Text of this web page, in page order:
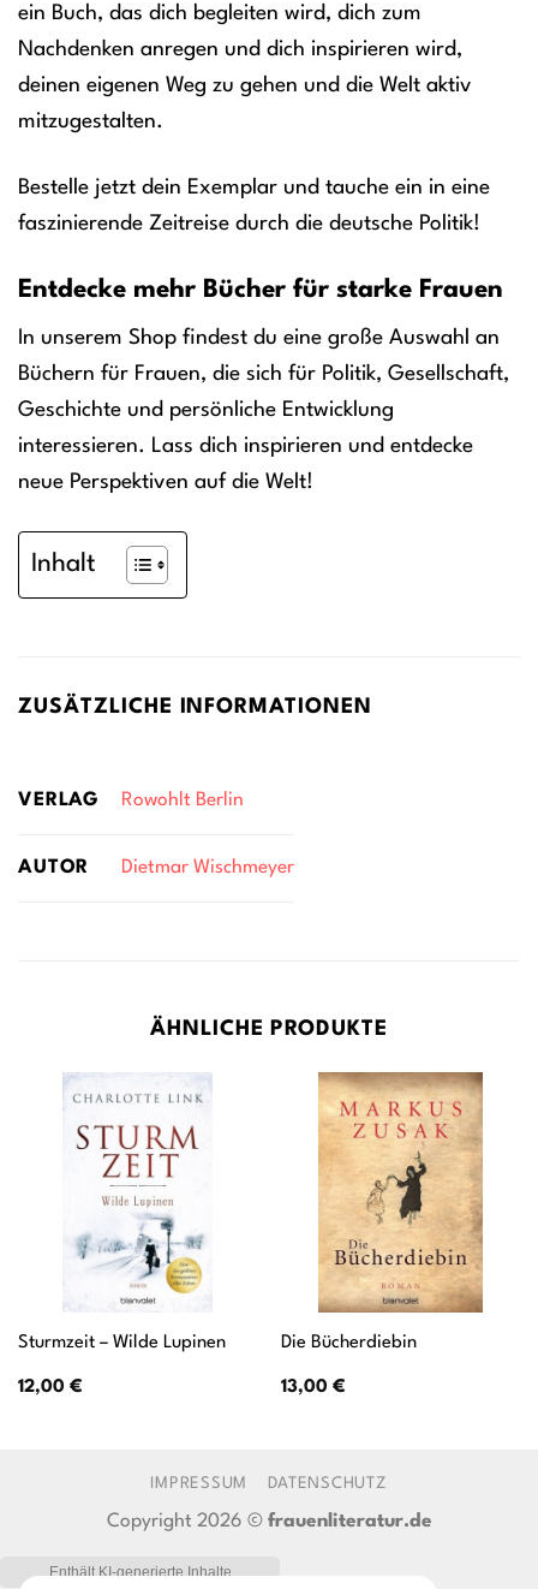
ein Buch, das dich begleiten wird, dich zum
Nachdenken anregen und dich inspirieren wird,
deinen eigenen Weg zu gehen und die Welt aktiv
mitzugestalten.
Bestelle jetzt dein Exemplar und tauche ein in eine
faszinierende Zeitreise durch die deutsche Politik!
Entdecke mehr Bücher für starke Frauen
In unserem Shop findest du eine große Auswahl an
Büchern für Frauen, die sich für Politik, Gesellschaft,
Geschichte und persönliche Entwicklung
interessieren. Lass dich inspirieren und entdecke
neue Perspektiven auf die Welt!
Inhalt
ZUSÄTZLICHE INFORMATIONEN
VERLAG Rowohlt Berlin
AUTOR Dietmar Wischmeyer
ÄHNLICHE PRODUKTE
Sturmzeit – Wilde Lupinen
12,00 €
Die Bücherdiebin
13,00 €
IMPRESSUM DATENSCHUTZ
Copyright 2026 © frauenliteratur.de